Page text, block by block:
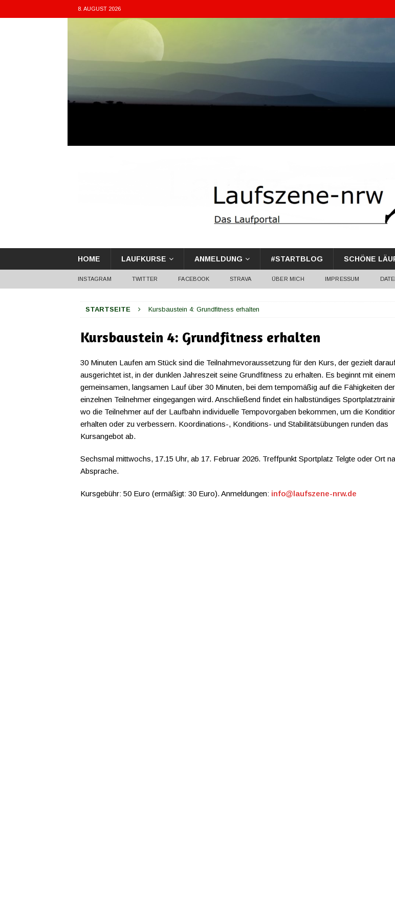
8. AUGUST 2026
HOME LAUFKURSE ANMELDUNG #STARTBLOG SCHÖNE
INSTAGRAM TWITTER FACEBOOK STRAVA ÜBER MICH IMPRESSUM
STARTSEITE Kursbaustein 4: Grundfitness erhalten
Kursbaustein 4: Grundfitness erhalten
30 Minuten Laufen am Stück sind die Teilnahmevoraussetzung für den Kurs, der gezielt
ausgerichtet ist, in der dunklen Jahreszeit seine Grundfitness zu erhalten. Es beginnt mit einem
gemeinsamen, langsamen Lauf über 30 Minuten, bei dem tempomäßig auf die Fähigkeiten der
einzelnen Teilnehmer eingegangen wird. Anschließend findet ein halbstündiges
wo die Teilnehmer auf der Laufbahn individuelle Tempovorgaben bekommen, um die
erhalten oder zu verbessern. Koordinations-, Konditions- und Stabilitätsübungen runden das
Kursangebot ab.
Sechsmal mittwochs, 17.15 Uhr, ab 17. Februar 2026. Treffpunkt Sportplatz Telgte oder Ort
Absprache.
Kursgebühr: 50 Euro (ermäßigt: 30 Euro). Anmeldungen: info@laufszene-nrw.de